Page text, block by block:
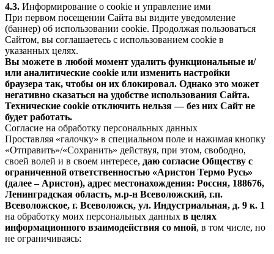
4.3. Информирование о cookie и управление ими
При первом посещении Сайта вы видите уведомление
(баннер) об использовании cookie. Продолжая пользоваться
Сайтом, вы соглашаетесь с использованием cookie в
указанных целях.
Вы можете в любой момент удалить функциональные и/
или аналитические cookie или изменить настройки
браузера так, чтобы он их блокировал. Однако это может
негативно сказаться на удобстве использования Сайта.
Технические cookie отключить нельзя — без них Сайт не
будет работать.
Согласие на обработку персональных данных
Проставляя «галочку» в специальном поле и нажимая кнопку
«Отправить»/«Сохранить» действуя, при этом, свободно,
своей волей и в своем интересе, даю согласие Обществу с
ограниченной ответственностью «Аристон Термо Русь»
(далее – Аристон), адрес местонахождения: Россия, 188676,
Ленинградская область, м.р-н Всеволожский, г.п.
Всеволожское, г. Всеволожск, ул. Индустриальная, д. 9 к. 1
на обработку моих персональных данных в целях
информационного взаимодействия со мной, в том числе, но
не ограничиваясь: